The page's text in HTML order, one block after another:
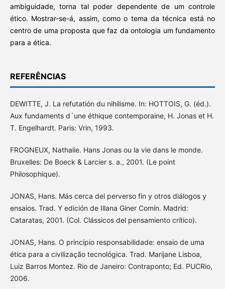
ambiguidade, torna tal poder dependente de um controle
ético. Mostrar-se-á, assim, como o tema da técnica está no
centro de uma proposta que faz da ontologia um fundamento
para a ética.
REFERÊNCIAS
DEWITTE, J. La refutatión du nihilisme. In: HOTTOIS, G. (éd.).
Aux fundaments d´une éthique contemporaine, H. Jonas et H.
T. Engelhardt. Paris: Vrin, 1993.
FROGNEUX, Nathalie. Hans Jonas ou la vie dans le monde.
Bruxelles: De Boeck & Larcier s. a., 2001. (Le point
Philosophique).
JONAS, Hans. Más cerca del perverso fin y otros diálogos y
ensaios. Trad. Y edición de Illana Giner Comín. Madrid:
Cataratas, 2001. (Col. Clássicos del pensamiento crítico).
JONAS, Hans. O princípio responsabilidade: ensaio de uma
ética para a civilização tecnológica. Trad. Marijane Lisboa,
Luiz Barros Montez. Rio de Janeiro: Contraponto; Ed. PUCRio,
2006.